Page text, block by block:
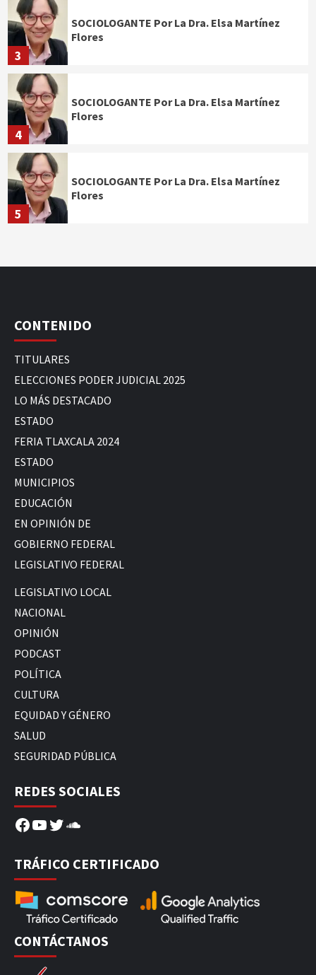
3
SOCIOLOGANTE Por La Dra. Elsa Martínez
Flores
4
SOCIOLOGANTE Por La Dra. Elsa Martínez
Flores
5
SOCIOLOGANTE Por La Dra. Elsa Martínez
Flores
CONTENIDO
TITULARES
ELECCIONES PODER JUDICIAL 2025
LO MÁS DESTACADO
ESTADO
FERIA TLAXCALA 2024
ESTADO
MUNICIPIOS
EDUCACIÓN
EN OPINIÓN DE
GOBIERNO FEDERAL
LEGISLATIVO FEDERAL
LEGISLATIVO LOCAL
NACIONAL
OPINIÓN
PODCAST
POLÍTICA
CULTURA
EQUIDAD Y GÉNERO
SALUD
SEGURIDAD PÚBLICA
REDES SOCIALES
Facebook
YouTube
Twitter
SoundCloud
TRÁFICO CERTIFICADO
CONTÁCTANOS